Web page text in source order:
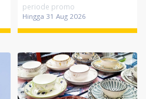
periode promo
Hingga 31 Aug 2026